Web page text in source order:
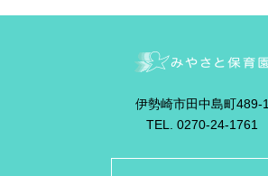
伊勢崎市田中島町489-1
TEL. 0270-24-1761